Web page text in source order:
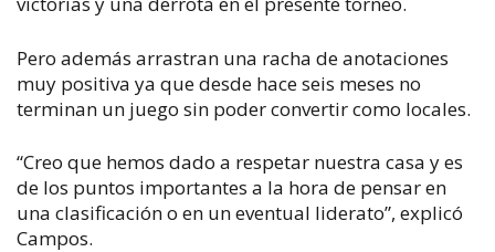
Pero además arrastran una racha de anotaciones
muy positiva ya que desde hace seis meses no
terminan un juego sin poder convertir como locales.
“Creo que hemos dado a respetar nuestra casa y es
de los puntos importantes a la hora de pensar en
una clasificación o en un eventual liderato”, explicó
Campos.